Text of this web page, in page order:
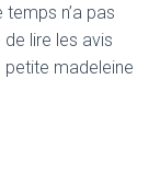
n’a pas
lire les avis
petite madeleine